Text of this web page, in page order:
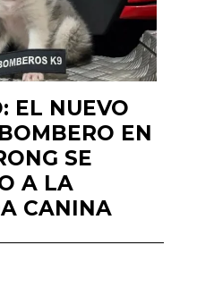
EL NUEVO
EN
SE
A LA
CANINA